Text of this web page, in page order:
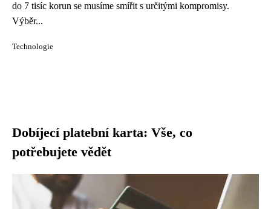
do 7 tisíc korun se musíme smířit s určitými kompromisy.
Výběr...
Technologie
Dobíjecí platební karta: Vše, co
potřebujete vědět